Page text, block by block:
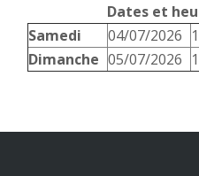
Dates et
Samedi
04/07/2026
Dimanche 05/07/2026